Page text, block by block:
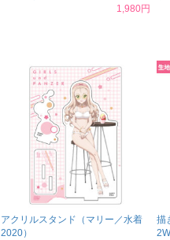
1,980円
アクリルスタンド（マリー／水着
2020）
描